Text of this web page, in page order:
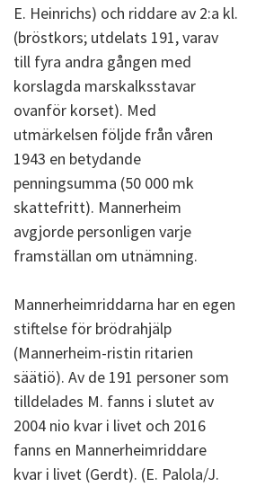
E. Heinrichs) och riddare av 2:a kl.
(bröstkors; utdelats 191, varav
till fyra andra gången med
korslagda marskalksstavar
ovanför korset). Med
utmärkelsen följde från våren
1943 en betydande
penningsumma (50 000 mk
skattefritt). Mannerheim
avgjorde personligen varje
framställan om utnämning.
Mannerheimriddarna har en egen
stiftelse för brödrahjälp
(Mannerheim-ristin ritarien
säätiö). Av de 191 personer som
tilldelades M. fanns i slutet av
2004 nio kvar i livet och 2016
fanns en Mannerheimriddare
kvar i livet (Gerdt). (E. Palola/J.